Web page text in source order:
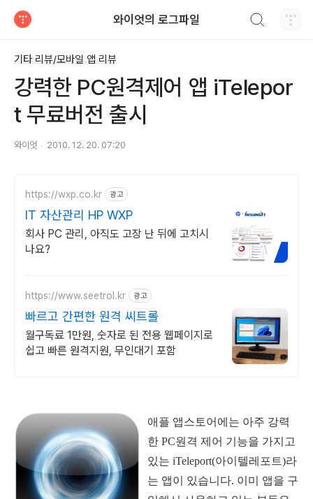
와이엇의 로그파일
기타 리뷰/모바일 앱 리뷰
강력한 PC원격제어 앱 iTelepor
t 무료버전 출시
와이엇 2010. 12. 20. 07:20
https://wxp.co.kr 광고
IT 자산관리 HP WXP
회사 PC 관리, 아직도 고장 난 뒤에 고치시
나요?
https://www.seetrol.kr 광고
빠르고 간편한 원격 씨트롤
월구독료 1만원, 숫자로 된 전용 웹페이지로
쉽고 빠른 원격지원, 무인대기 포함
애플 앱스토어에는 아주 강력
한 PC원격 제어 기능을 가지고
있는 iTeleport(아이텔레포트)라
는 앱이 있습니다. 이미 앱을 구